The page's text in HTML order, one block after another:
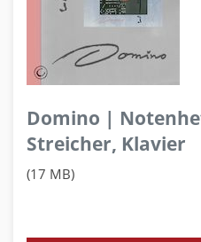
Domino |
Streicher, Klavier
(17 MB)